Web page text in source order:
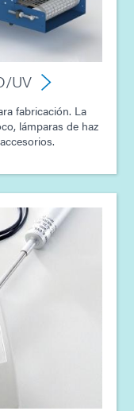
UV
fabricación. La
lámparas de haz